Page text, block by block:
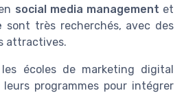
social media management et
sont très recherchés, avec des
attractives.
écoles de marketing digital
programmes pour intégrer